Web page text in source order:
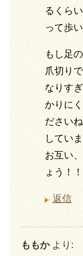
るくら
って歩
もし足
爪切り
なりす
かりに
ださい
していま
お互い
ょう！！
返信
ももか より: